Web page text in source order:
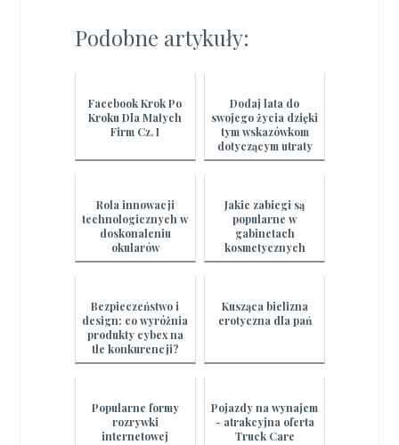
Podobne artykuły:
Facebook Krok Po
Kroku Dla Małych
Firm Cz. I
Dodaj lata do
swojego życia dzięki
tym wskazówkom
dotyczącym utraty
wagi
Rola innowacji
technologicznych w
doskonaleniu
okularów
ochronnych
Jakie zabiegi są
popularne w
gabinetach
kosmetycznych
Bezpieczeństwo i
design: co wyróżnia
produkty cybex na
tle konkurencji?
Kusząca bielizna
erotyczna dla pań
Popularne formy
rozrywki
internetowej
Pojazdy na wynajem
- atrakcyjna oferta
Truck Care